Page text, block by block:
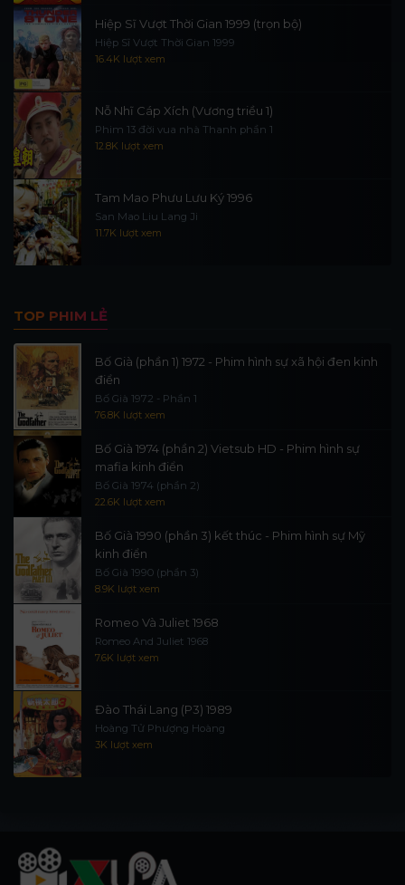
Hiệp Sĩ Vượt Thời Gian 1999 (trọn bộ)
Hiệp Sĩ Vượt Thời Gian 1999
16.4K lượt xem
Nỗ Nhĩ Cáp Xích (Vương triều 1)
Phim 13 đời vua nhà Thanh phần 1
12.8K lượt xem
Tam Mao Phưu Lưu Ký 1996
San Mao Liu Lang Ji
11.7K lượt xem
TOP PHIM LẺ
Bố Già (phần 1) 1972 - Phim hình sự xã hội đen kinh
điển
Bố Già 1972 - Phần 1
76.8K lượt xem
Bố Già 1974 (phần 2) Vietsub HD - Phim hình sự
mafia kinh điển
Bố Già 1974 (phần 2)
22.6K lượt xem
Bố Già 1990 (phần 3) kết thúc - Phim hình sự Mỹ
kinh điển
Bố Già 1990 (phần 3)
8.9K lượt xem
Romeo Và Juliet 1968
Romeo And Juliet 1968
7.6K lượt xem
Đào Thái Lang (P3) 1989
Hoàng Tử Phượng Hoàng
3K lượt xem